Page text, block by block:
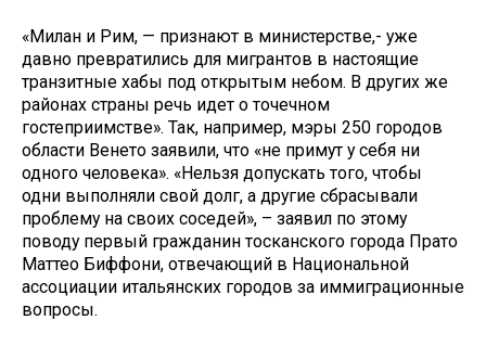
«Милан и Рим, — признают в министерстве,- уже
давно превратились для мигрантов в настоящие
транзитные хабы под открытым небом. В других же
районах страны речь идет о точечном
гостеприимстве». Так, например, мэры 250 городов
области Венето заявили, что «не примут у себя ни
одного человека». «Нельзя допускать того, чтобы
одни выполняли свой долг, а другие сбрасывали
проблему на своих соседей», – заявил по этому
поводу первый гражданин тосканского города Прато
Маттео Биффони, отвечающий в Национальной
ассоциации итальянских городов за иммиграционные
вопросы.